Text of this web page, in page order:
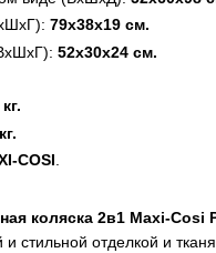
79х38х19 см.
52х30х24 см.
-COSI
коляска 2в1 Maxi-Cosi
стильной отделкой и